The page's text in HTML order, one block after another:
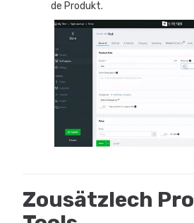
de Produkt.
Zousätzlech